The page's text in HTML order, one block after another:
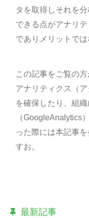
タを取得しそれを
できる点がアナリ
でありメリットでは
この記事をご覧の
アナリティクス（
を確保したり、組
（GoogleAnalytics
った際には本記事
すお。
最新記事